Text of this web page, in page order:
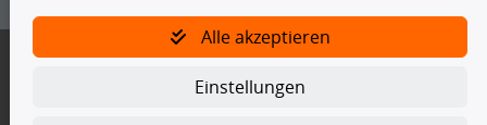
Bitte prüfen Sie, ob das über unseren Onlineshop identifizierte Ersatzteil
Gegebenenfalls sind ergänzende Informationen notwendig, um
Alle akzeptieren
Einstellungen